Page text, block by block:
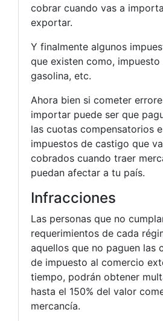
cobrar cuando vas a
exportar.
Y finalmente algunos
que existen como, impuesto
gasolina, etc.
Ahora bien si cometer
importar puede ser que
las cuotas compensatorios
impuestos de castigo que
cobrados cuando traer
puedan afectar a tu país.
Infracciones
Las personas que no
requerimientos de cada
aquellos que no paguen las
de impuesto al comercio
tiempo, podrán obtener
hasta el 150% del valor
mercancía.